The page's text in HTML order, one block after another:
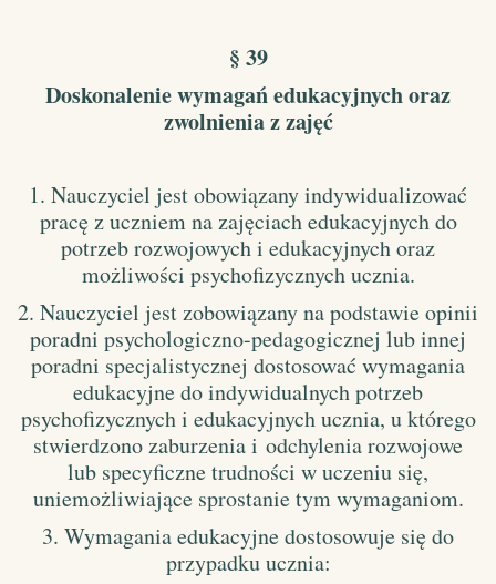
§ 39
Doskonalenie wymagań edukacyjnych oraz
zwolnienia z zajęć
1. Nauczyciel jest obowiązany indywidualizować
pracę z uczniem na zajęciach edukacyjnych do
potrzeb rozwojowych i edukacyjnych oraz
możliwości psychofizycznych ucznia.
2. Nauczyciel jest zobowiązany na podstawie opinii
poradni psychologiczno-pedagogicznej lub innej
poradni specjalistycznej dostosować wymagania
edukacyjne do indywidualnych potrzeb
psychofizycznych i edukacyjnych ucznia, u którego
stwierdzono zaburzenia i odchylenia rozwojowe
lub specyficzne trudności w uczeniu się,
uniemożliwiające sprostanie tym wymaganiom.
3. Wymagania edukacyjne dostosowuje się do
przypadku ucznia: